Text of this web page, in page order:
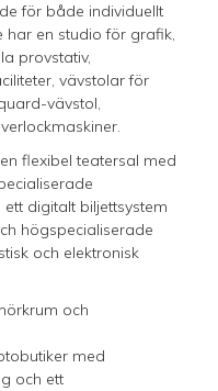
för både individuellt
har en studio för grafik,
provstativ,
vävstolar för
vävstol,
flexibel teatersal med
digitalt biljettsystem
högspecialiserade
och elektronisk
och
med
och ett